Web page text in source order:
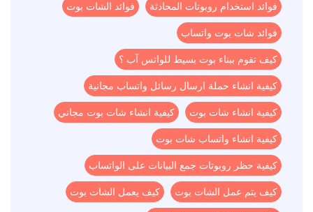
فوائد استخدام روبوتات المحادثة فوائد الشات بوت
فوائد شات بوت واتساب
كيف تقوم ببناء بوت بسيط للواتس آب ؟
كيفية انشاء حملة ارسال رسائل واتساب مجانية
كيفية انشاء شات بوت كيفية انشاء شات بوت مجاني
كيفية انشاء واتساب شات بوت
كيفية حظر روبوتات جمع البيانات على الواتساب
كيف يتم عمل الشات بوت كيف يعمل الشات بوت